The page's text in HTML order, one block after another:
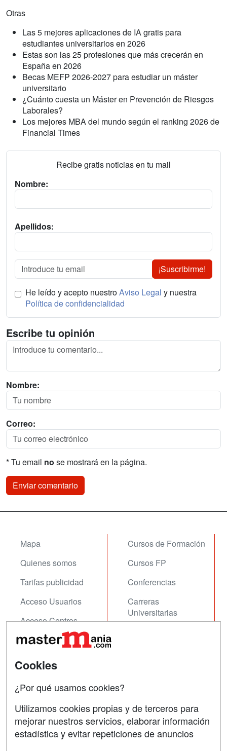
Otras
Las 5 mejores aplicaciones de IA gratis para
estudiantes universitarios en 2026
Estas son las 25 profesiones que más crecerán en
España en 2026
Becas MEFP 2026-2027 para estudiar un máster
universitario
¿Cuánto cuesta un Máster en Prevención de Riesgos
Laborales?
Los mejores MBA del mundo según el ranking 2026 de
Financial Times
Recibe gratis noticias en tu mail
Nombre:
Apellidos:
¡Suscribirme!
He leído y acepto nuestroAviso Legal y nuestra
Política de confidencialidad
Escribe tu opinión
Nombre:
Correo:
* Tu email no se mostrará en la página.
Mapa
Quienes somos
Tarifas publicidad
Acceso Usuarios
Acceso Centros
Cursos de Formación
Cursos FP
Conferencias
Carreras
Universitarias
Contactar
Copyleft
Cookies
¿Por qué usamos cookies?
Utilizamos cookies propias y de terceros para
mejorar nuestros servicios, elaborar información
estadística y evitar repeticiones de anuncios